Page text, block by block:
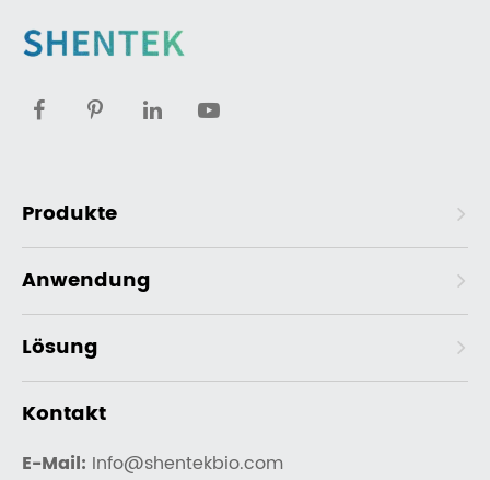
Produkte
Anwendung
Lösung
Kontakt
E-Mail: Info@shentekbio.com